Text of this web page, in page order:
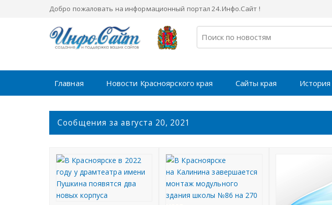
Добро пожаловать на информационный портал 24.Инфо.Сайт !
Главная Новости Красноярского края Сайты края История
щ
Сообщения за августа 20, 2021